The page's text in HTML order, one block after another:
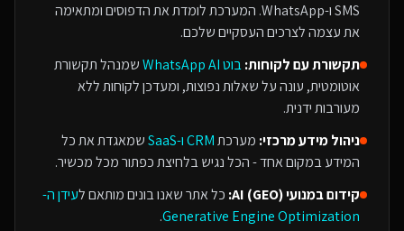
SMS ו-WhatsApp. המערכת לומדת את הדפוסים ומתאימה
את עצמה לצרכים העסקיים שלכם.
תקשורת עם לקוחות:בוט WhatsApp AI
שמנהל תקשורת
אוטומטית, עונה על שאלות נפוצות, ומעדכן לקוחות ללא
מעורבות ידנית.
ניהול מידע מרכזי: מערכתCRM ו-SaaS
שמאגדת את כל
המידע במקום אחד - הכל נגיש בלחיצת כפתור מכל מכשיר.
קידום במנועי AI (GEO):
כל אתר שאנו בונים מותאם לעידן ה-
Generative Engine Optimization
.